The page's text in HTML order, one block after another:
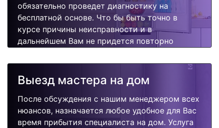
обязательно проведет диагностику на
бесплатной основе. Что бы быть точно в
курсе причины неисправности и в
дальнейшем Вам не придется повторно
поломок.
Выезд мастера на дом
После обсуждения с нашим менеджером всех
нюансов, назначается любое удобное для Вас
время прибытия специалиста на дом. Услуга